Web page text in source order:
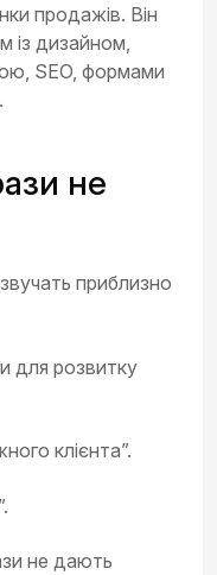
продажів. Він
із дизайном,
SEO, формами
не
приблизно
для розвитку
клієнта”.
не дають